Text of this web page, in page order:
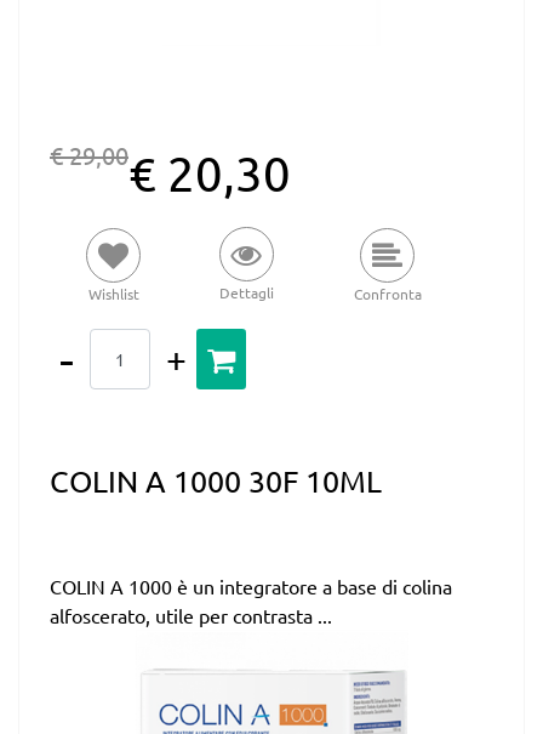
€ 29,00€ 20,30
Wishlist Dettagli Confronta
COLIN A 1000 30F 10ML
COLIN A 1000 è un integratore a base di colina
alfoscerato, utile per contrasta ...